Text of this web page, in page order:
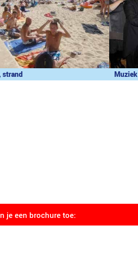
strand Muziek
je een brochure toe: